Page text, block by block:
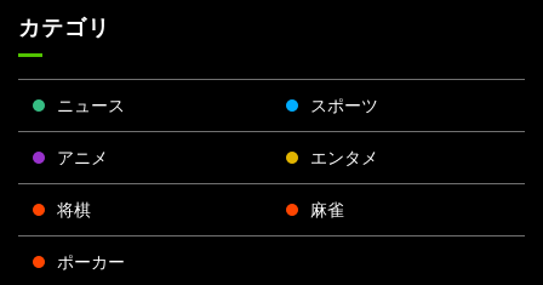
カテゴリ
ニュース スポーツ
アニメ エンタメ
将棋 麻雀
ポーカー